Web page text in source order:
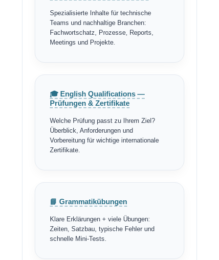
Spezialisierte Inhalte für technische
Teams und nachhaltige Branchen:
Fachwortschatz, Prozesse, Reports,
Meetings und Projekte.
🎓 English Qualifications —
Prüfungen & Zertifikate
Welche Prüfung passt zu Ihrem Ziel?
Überblick, Anforderungen und
Vorbereitung für wichtige internationale
Zertifikate.
📘 Grammatikübungen
Klare Erklärungen + viele Übungen:
Zeiten, Satzbau, typische Fehler und
schnelle Mini-Tests.